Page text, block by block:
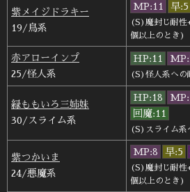
紫メイジドラキー
19/鳥系
MP:11 早:5
(S)魔封じ耐性
個以上のとき)
赤アローインプ
25/怪人系
HP:11
(S)怪人系への
緑ももいろ三姉妹
30/スライム系
HP:18
回魔:11
(S)スライム系
紫つかいま
24/悪魔系
MP:8 早:5
(S)魔封じ耐性
個以上のとき)